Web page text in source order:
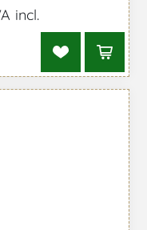
incl.